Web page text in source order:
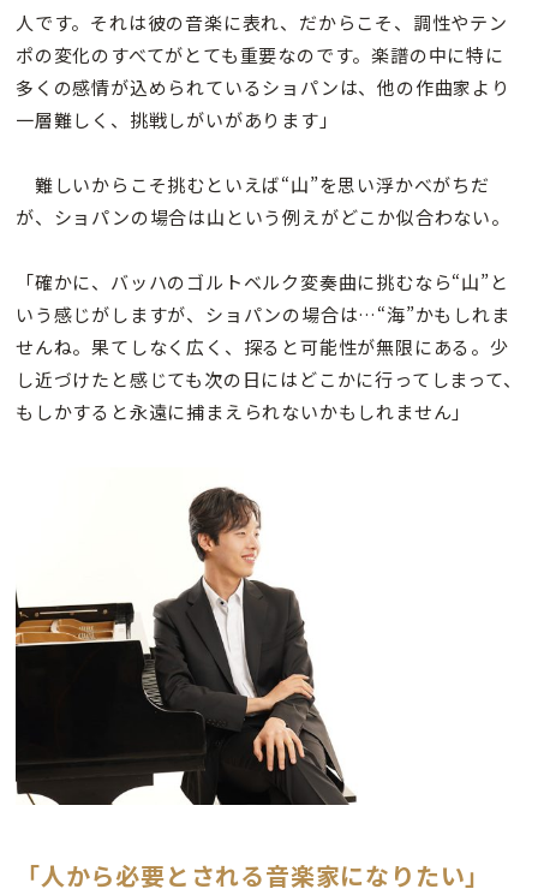
人です。それは彼の音楽に表れ、だからこそ、調性やテン
ポの変化のすべてがとても重要なのです。楽譜の中に特に
多くの感情が込められているショパンは、他の作曲家より
一層難しく、挑戦しがいがあります」
難しいからこそ挑むといえば“山”を思い浮かべがちだ
が、ショパンの場合は山という例えがどこか似合わない。
「確かに、バッハのゴルトベルク変奏曲に挑むなら“山”と
いう感じがしますが、ショパンの場合は…“海”かもしれま
せんね。果てしなく広く、探ると可能性が無限にある。少
し近づけたと感じても次の日にはどこかに行ってしまって、
もしかすると永遠に捕まえられないかもしれません」
「人から必要とされる音楽家になりたい」